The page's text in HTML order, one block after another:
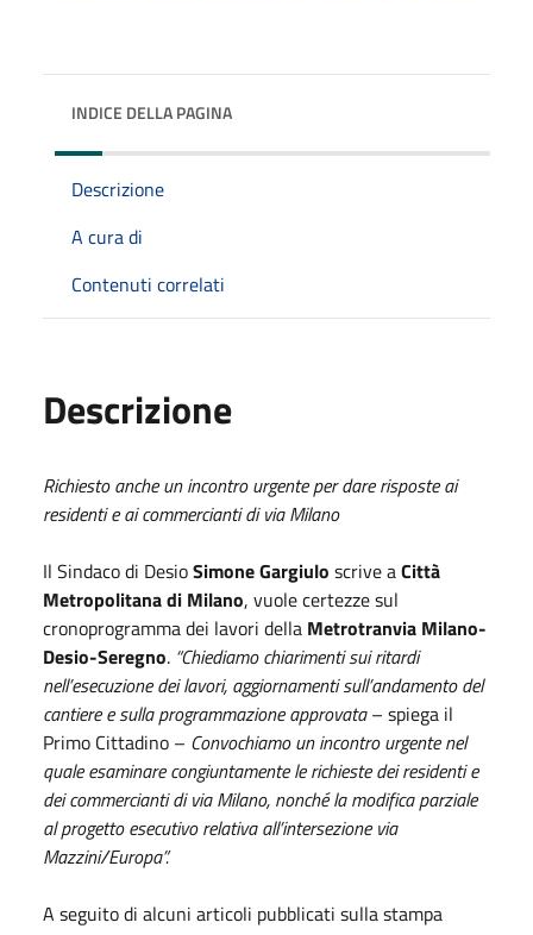
INDICE DELLA PAGINA
Descrizione
A cura di
Contenuti correlati
Descrizione
Richiesto anche un incontro urgente perdare risposteai
residenti e ai commercianti di via Milano
Il Sindaco di DesioSimone Gargiulo scrive aCittà
Metropolitana di Milano, vuole certezze sul
cronoprogramma dei lavori della Metrotranvia Milano-
Desio-Seregno. “Chiediamo chiarimenti sui ritardi
nell’esecuzione dei lavori, aggiornamenti sull’andamento del
cantiere e sulla programmazione approvata– spiega il
Primo Cittadino – Convochiamo un incontro urgente nel
quale esaminare congiuntamente le richieste dei residenti e
dei commercianti di via Milano, nonché la modifica parziale
al progetto esecutivo relativa all’intersezione via
Mazzini/Europa”.
A seguito di alcuni articoli pubblicati sulla stampa